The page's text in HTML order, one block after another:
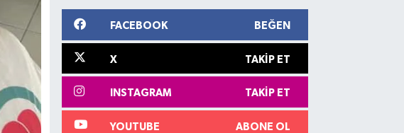
FACEBOOK BEĞEN
X TAKIP ET
INSTAGRAM TAKIP ET
YOUTUBE ABONE OL